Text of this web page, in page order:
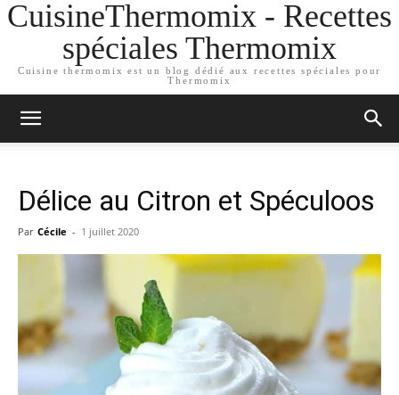
CuisineThermomix - Recettes
spéciales Thermomix
Cuisine thermomix est un blog dédié aux recettes spéciales pour
Thermomix
Délice au Citron et Spéculoos
Par Cécile - 1 juillet 2020